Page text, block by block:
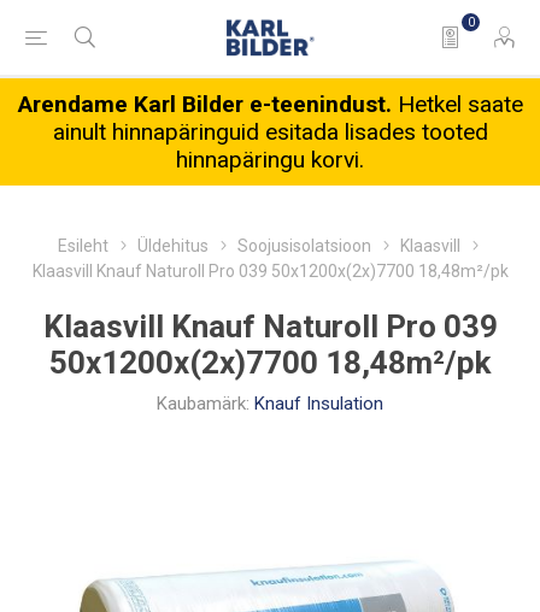
0
Arendame Karl Bilder e-teenindust. Hetkel saate
ainult hinnapäringuid esitada lisades tooted
hinnapäringu korvi.
Esileht Üldehitus Soojusisolatsioon
Klaasvill
Klaasvill Knauf Naturoll Pro 039 50x1200x(2x)7700 18,48m²/pk
Klaasvill Knauf Naturoll Pro 039
50x1200x(2x)7700 18,48m²/pk
Kaubamärk: Knauf Insulation